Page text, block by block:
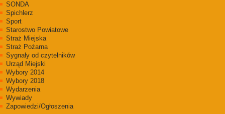
SONDA
Spichlerz
Sport
Starostwo Powiatowe
Straż Miejska
Straż Pożarna
Sygnały od czytelników
Urząd Miejski
Wybory 2014
Wybory 2018
Wydarzenia
Wywiady
Zapowiedzi/Ogłoszenia